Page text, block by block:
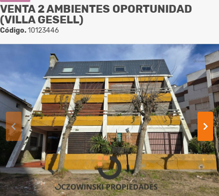
VENTA 2 AMBIENTES OPORTUNIDAD
(VILLA GESELL)
Código.10123446